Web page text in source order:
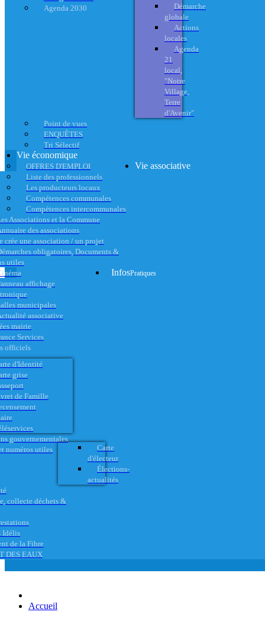
Agenda 2030
Démarche
globale
Actions
locales
Agenda
21
local,
"Notre
Village,
Terre
d'Avenir"
Point de vues
ENQUÊTES
Tri Sélectif
Vie économique
OFFRES D'EMPLOI
Liste des professionnels
Les producteurs locaux
Compétences communales
Compétences intercommunales
Vie associative
Associations et la Commune
des associations
crée une association / un projet
obligatoires, Documents &
utiles
affichage
municipales
associative
InfosPratiques
mairie
Services
officiels
d'Identité
grise
de Famille
gouvernementales
numéros utiles
Carte
d'électeur
Élections-
actualités
collecte déchets &
Idélis
de la Fibre
DES EAUX
Accueil